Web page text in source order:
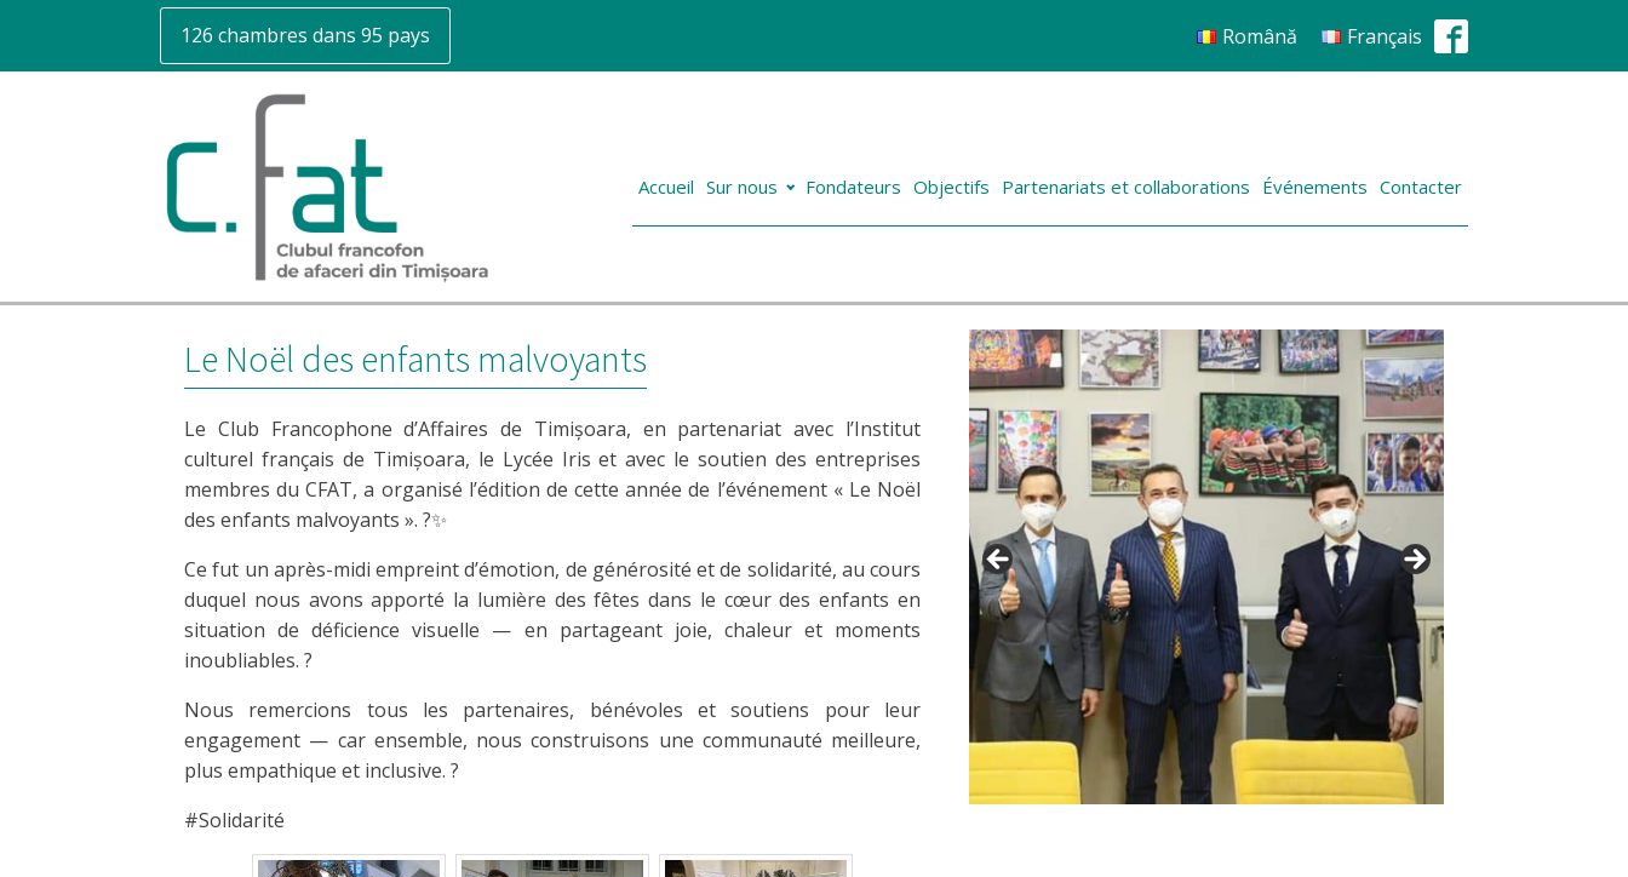
126 chambres dans 95 pays Română Français
Accueil Sur nous Fondateurs Objectifs Partenariats et collaborations Événements Contacter
Le Noël des enfants malvoyants
Le Club Francophone d’Affaires de Timișoara, en partenariat avec l’Institut
culturel français de Timișoara, le Lycée Iris et avec le soutien des entreprises
membres du CFAT, a organisé l’édition de cette année de l’événement « Le Noël
des enfants malvoyants ». ?✨
Ce fut un après-midi empreint d’émotion, de générosité et de solidarité, au cours
duquel nous avons apporté la lumière des fêtes dans le cœur des enfants en
situation de déficience visuelle — en partageant joie, chaleur et moments
inoubliables. ?
Nous remercions tous les partenaires, bénévoles et soutiens pour leur
engagement — car ensemble, nous construisons une communauté meilleure,
plus empathique et inclusive. ?
#Solidarité